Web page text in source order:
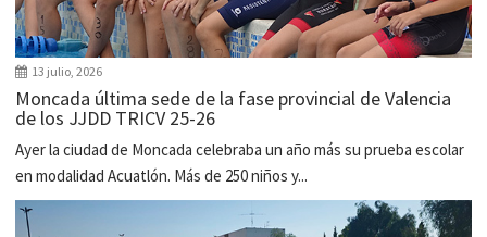
13 julio, 2026
Moncada última sede de la fase provincial de Valencia
de los JJDD TRICV 25-26
Ayer la ciudad de Moncada celebraba un año más su prueba escolar
en modalidad Acuatlón. Más de 250 niños y...